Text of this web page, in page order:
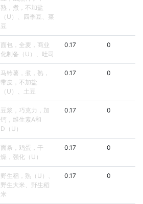
熟，煮，不加盐
（U）、四季豆、菜
豆
面包，全麦，商业
化制备（U）、吐司
0.17 0
马铃薯，煮，熟，
带皮，不加盐
（U）、土豆
0.17 0
豆浆，巧克力，加
钙，维生素A和
D（U）
0.17 0
面条，鸡蛋，干
燥，强化（U）
0.17 0
野生稻，熟（U）、
野生大米、野生稻
米
0.17 0